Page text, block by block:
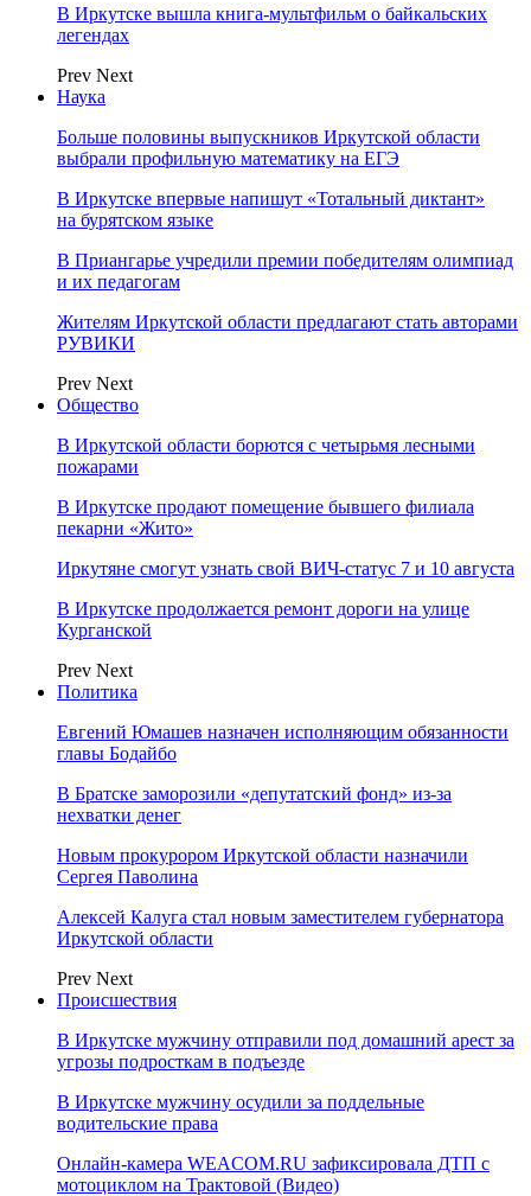
В Иркутске вышла книга-мультфильм о байкальских
легендах
Prev Next
Наука
Больше половины выпускников Иркутской области
выбрали профильную математику на ЕГЭ
В Иркутске впервые напишут «Тотальный диктант»
на бурятском языке
В Приангарье учредили премии победителям олимпиад
и их педагогам
Жителям Иркутской области предлагают стать авторами
РУВИКИ
Prev Next
Общество
В Иркутской области борются с четырьмя лесными
пожарами
В Иркутске продают помещение бывшего филиала
пекарни «Жито»
Иркутяне смогут узнать свой ВИЧ-статус 7 и 10 августа
В Иркутске продолжается ремонт дороги на улице
Курганской
Prev Next
Политика
Евгений Юмашев назначен исполняющим обязанности
главы Бодайбо
В Братске заморозили «депутатский фонд» из‑за
нехватки денег
Новым прокурором Иркутской области назначили
Сергея Паволина
Алексей Калуга стал новым заместителем губернатора
Иркутской области
Prev Next
Происшествия
В Иркутске мужчину отправили под домашний арест за
угрозы подросткам в подъезде
В Иркутске мужчину осудили за поддельные
водительские права
Онлайн-камера WEACOM.RU зафиксировала ДТП с
мотоциклом на Трактовой (Видео)